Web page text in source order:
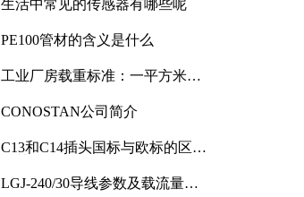
生活中常见的传感器有哪些呢
PE100管材的含义是什么
工业厂房载重标准：一平方米能
CONOSTAN公司简介
C13和C14插头国标与欧标的区别
LGJ-240/30导线参数及载流量解